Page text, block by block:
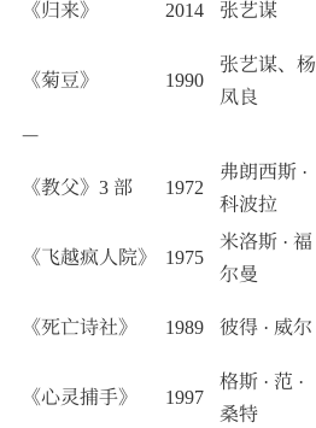
《归来》
2014 张艺谋
《菊豆》
1990
张艺谋、杨
凤良
—
《教父》3 部
1972
弗朗西斯 ·
科波拉
《飞越疯人院》
1975
米洛斯 · 福
尔曼
《死亡诗社》 1989 彼得 · 威尔
《心灵捕手》 1997
格斯 · 范 ·
桑特